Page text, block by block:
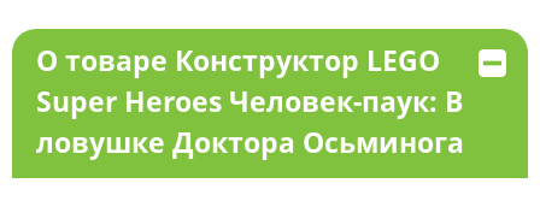
О товаре Конструктор LEGO
Super Heroes Человек-паук: В
ловушке Доктора Осьминога